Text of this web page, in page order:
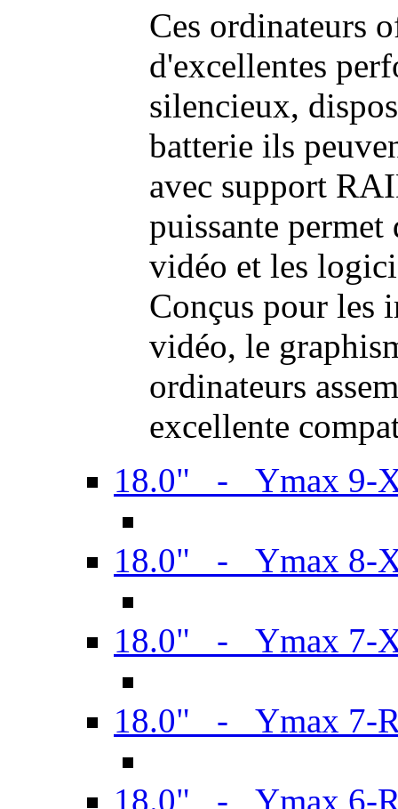
Ces ordinateurs
d'excellentes
silencieux,
batterie ils
avec support
puissante permet
vidéo et les
Conçus pour les
vidéo, le
ordinateurs
excellente
18.0" - Ymax 9-
18.0" - Ymax 8-
18.0" - Ymax 7-
18.0" - Ymax 7-
18.0" - Ymax 6-